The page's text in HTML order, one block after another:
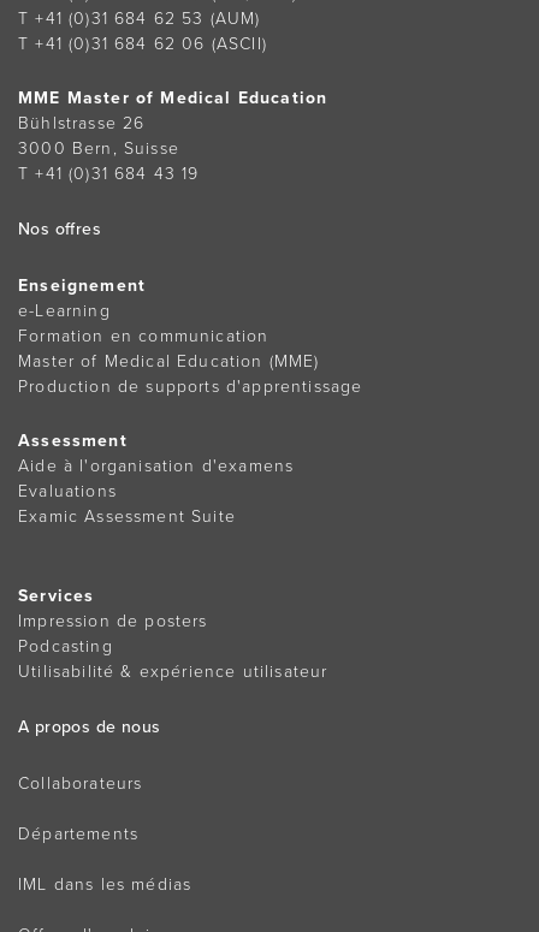
T +41 (0)31 684 62 53 (AUM)
T +41 (0)31 684 62 06 (ASCII)
MME Master of Medical Education
Bühlstrasse 26
3000 Bern, Suisse
T +41 (0)31 684 43 19
Nos offres
Enseignement
e-Learning
Formation en communication
Master of Medical Education (MME)
Production de supports d'apprentissage
Assessment
Aide à l'organisation d'examens
Evaluations
Examic Assessment Suite
Services
Impression de posters
Podcasting
Utilisabilité & expérience utilisateur
A propos de nous
Collaborateurs
Départements
IML dans les médias